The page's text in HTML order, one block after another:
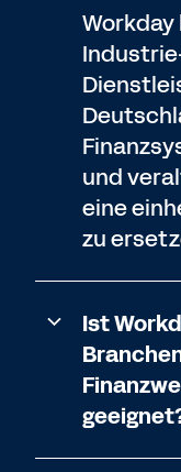
und
eine
zu
Ist